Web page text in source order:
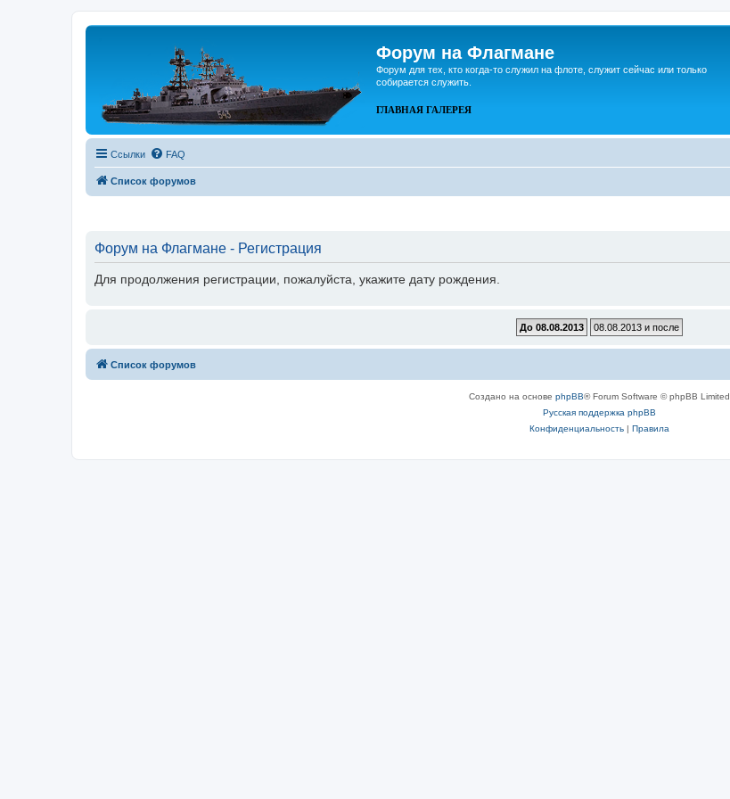
Форум на Флагмане
Форум для тех, кто когда-то служил на флоте, служит сейчас или только
собирается служить.
ГЛАВНАЯ ГАЛЕРЕЯ
Ссылки FAQ
Список форумов
Форум на Флагмане - Регистрация
Для продолжения регистрации, пожалуйста, укажите дату рождения.
Список форумов
Создано на основе phpBB® Forum Software © phpBB Limited
Русская поддержка phpBB
Конфиденциальность| Правила